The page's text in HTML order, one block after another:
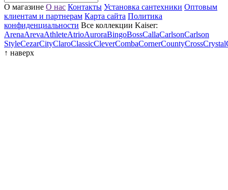
О магазине О нас Контакты Установка сантехники Оптовым
клиентам и партнерам Карта сайта Политика
конфиденциальности Все коллекции Kaiser:
ArenaArevaAthleteAtrioAuroraBingoBossCallaCarlsonCarlson
StyleCezarCityClaroClassicCleverCombaCornerCountyCrossCrystal
↑ наверх